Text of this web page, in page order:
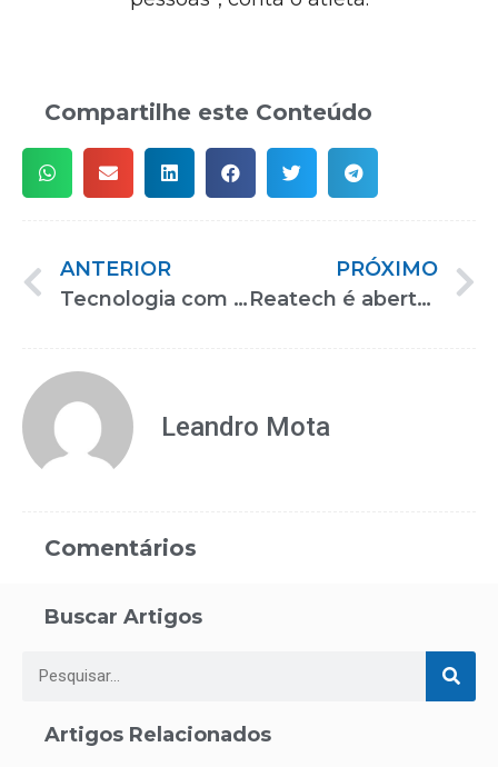
Compartilhe este Conteúdo
ANTERIOR
Tecnologia com câmera de infravermelho aumenta a precisão da análise de marcha
PRÓXIMO
Reatech é aberta no São Paulo Expo e anuncia novidades para 2024
Leandro Mota
Comentários
Buscar Artigos
Artigos Relacionados